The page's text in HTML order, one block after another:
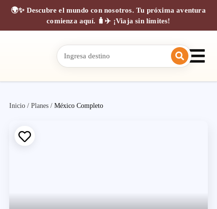
🌍✨ Descubre el mundo con nosotros. Tu próxima aventura
comienza aquí. 🧳✈️ ¡Viaja sin límites!
Inicio /Planes /México Completo